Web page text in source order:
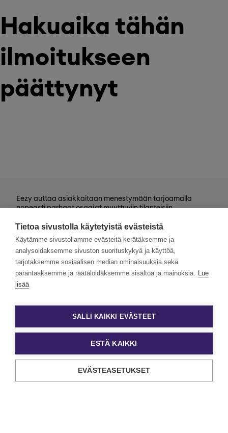
Hakuaika tähän
ilmoitukseen
päättynyt
Eezy auttaa asiakkaitaan menestymään tarjoamalla
nopeasti parhaat osaajat muuttuviin tilanteisiin
kevytyrittäjyys ja muut työelämän
asiantuntijapalvelumme tarjoavat monipuolisimmat keinot
työn ja tekijöiden kohtaamiseen.
Haluamme rakentaa monimuotoista ja yhdenvertaista
Eezyä. Toivomme hakemuksia kaikenlaisista taustoista
tulevilta päteviltä hakijoilta. Noudatamme aina tasa-
arvoista ja läpinäkyvää rekrytointiprosessia. Uskomme
Tietoa sivustolla käytetyistä evästeistä
Käytämme sivustollamme evästeitä kerätäksemme ja
analysoidaksemme sivuston suorituskykyä ja käyttöä,
tarjotaksemme sosiaalisen median ominaisuuksia sekä
parantaaksemme ja räätälöidäksemme sisältöä ja mainoksia. Lue
lisää
SALLI KAIKKI EVÄSTEET
ESTÄ KAIKKI
EVÄSTEASETUKSET